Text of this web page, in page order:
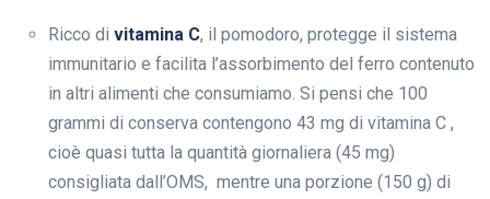
Ricco di vitamina C, il pomodoro, protegge il sistema
immunitario e facilita l’assorbimento del ferro contenuto
in altri alimenti che consumiamo. Si pensi che 100
grammi di conserva contengono 43 mg di vitamina C ,
cioè quasi tutta la quantità giornaliera (45 mg)
consigliata dall’OMS, mentre una porzione (150 g) di